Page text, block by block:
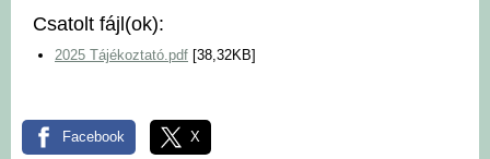
Hírek
Intézmények
Csatolt fájl(ok):
2025 Tájékoztató.pdf [38,32KB]
Facebook X